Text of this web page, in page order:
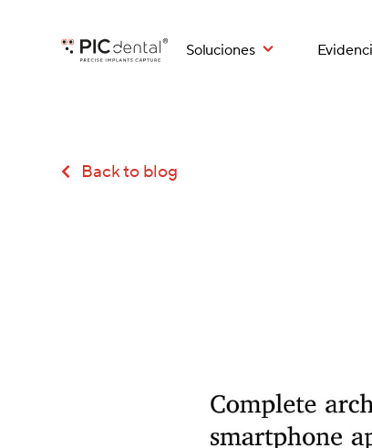
Soluciones
Back to blog